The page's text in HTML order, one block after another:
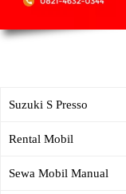
Suzuki S Presso
Rental Mobil
Sewa Mobil Manual